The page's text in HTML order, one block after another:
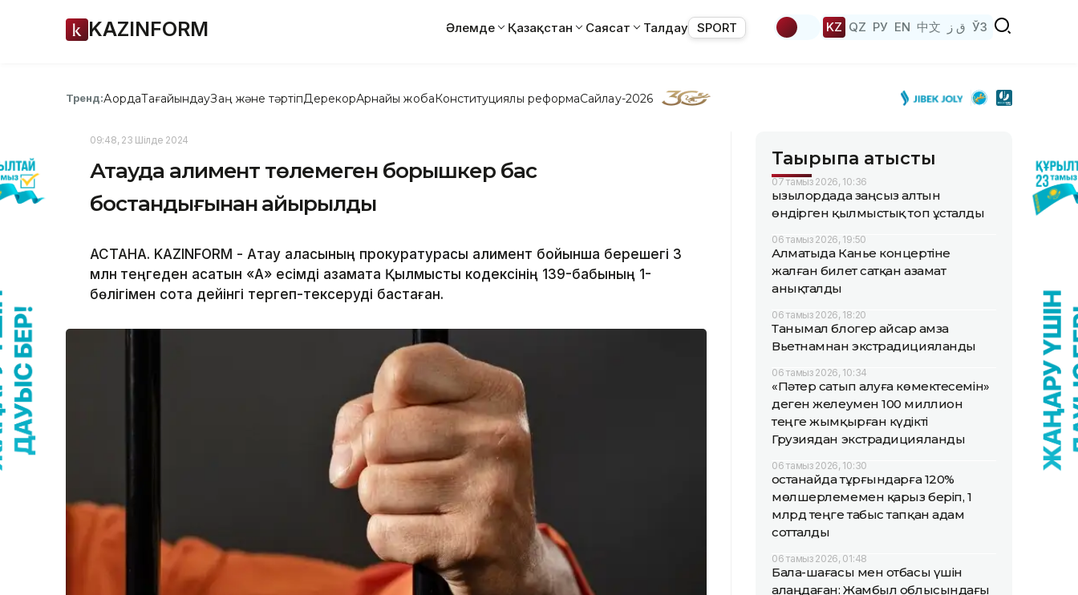
KAZINFORM Әлемде Қазақстан Саясат Талдау SPORT KZ QZ РУ EN 中文 ق ز ЎЗ
Тренд:АқордаТағайындауЗаң және тәртіпДерекқорАрнайы жобаКонституциялық реформаСайлау-2026
09:48, 23 Шілде 2024
Ақтауда алимент төлемеген борышкер бас
бостандығынан айырылды
АСТАНА. KAZINFORM - Ақтау қаласының прокуратурасы алимент бойынша берешегі 3
млн теңгеден асатын «А» есімді азаматқа Қылмыстық кодексінің 139-бабының 1-
бөлігімен сотқа дейінгі тергеп-тексеруді бастаған.
Тақырыпқа қатысты
07 тамыз 2026, 10:36
Қызылордада заңсыз алтын
өндірген қылмыстық топ ұсталды
06 тамыз 2026, 19:50
Алматыда Канье концертіне
жалған билет сатқан азамат
анықталды
06 тамыз 2026, 18:20
Танымал блогер Қайсар Қамза
Вьетнамнан экстрадицияланды
06 тамыз 2026, 10:34
«Пәтер сатып алуға көмектесемін»
деген желеумен 100 миллион
теңге жымқырған күдікті
Грузиядан экстрадицияланды
06 тамыз 2026, 10:30
Қостанайда тұрғындарға 120%
мөлшерлемемен қарыз беріп, 1
млрд теңге табыс тапқан адам
сотталды
06 тамыз 2026, 01:48
Бала-шағасы мен отбасы үшін
алаңдаған: Жамбыл облысындағы